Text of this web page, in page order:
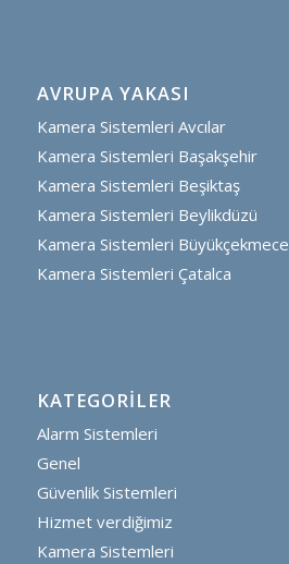
AVRUPA YAKASI
Kamera Sistemleri Avcılar
Kamera Sistemleri Başakşehir
Kamera Sistemleri Beşiktaş
Kamera Sistemleri Beylikdüzü
Kamera Sistemleri Büyükçekmece
Kamera Sistemleri Çatalca
KATEGORILER
Alarm Sistemleri
Genel
Güvenlik Sistemleri
Hizmet verdiğimiz
Kamera Sistemleri